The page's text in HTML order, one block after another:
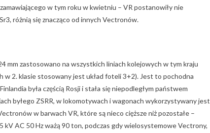
w tym roku w kwietniu – VR postanowiły nie
różnią się znacząco od innych Vectronów.
mm zastosowano na wszystkich liniach kolejowych w tym kraju
w 2. klasie stosowany jest układ foteli 3+2). Jest to pochodna
była częścią Rosji i stała się niepodległym państwem
byłego ZSRR, w lokomotywach i wagonach wykorzystywany jest
w barwach VR, które są nieco cięższe niż pozostałe –
AC 50 Hz ważą 90 ton, podczas gdy wielosystemowe Vectrony,